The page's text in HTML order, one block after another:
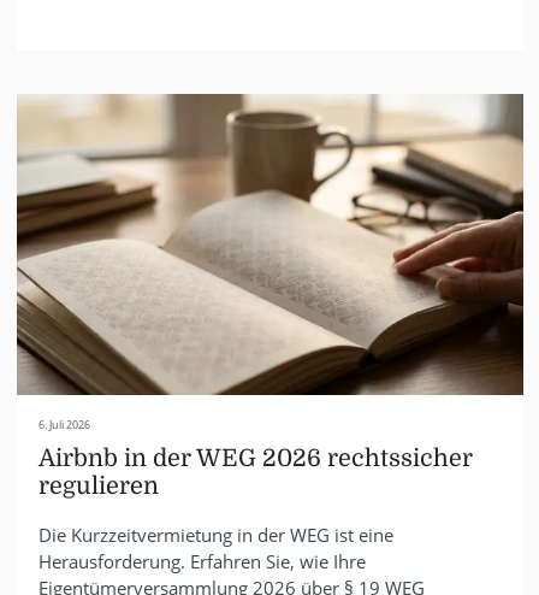
6. Juli 2026
Airbnb in der WEG 2026 rechtssicher
regulieren
Die Kurzzeitvermietung in der WEG ist eine
Herausforderung. Erfahren Sie, wie Ihre
Eigentümerversammlung 2026 über § 19 WEG